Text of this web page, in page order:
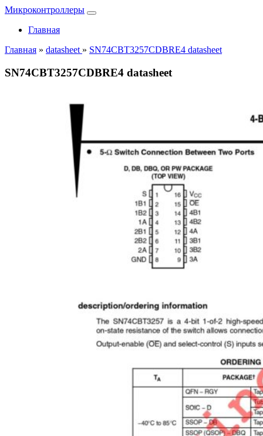
Микроконтроллеры
Главная
Главная » datasheet » SN74CBT3257CDBRE4 datasheet
SN74CBT3257CDBRE4 datasheet